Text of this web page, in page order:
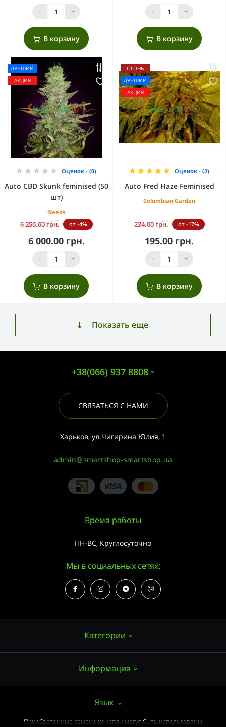
- +
В корзину
- +
В корзину
ЛУЧШИЙ
АКЦИЯ
Оценок - (0)
Auto CBD Skunk feminised (50
шт)
iSeeds
6 250.00 грн. от -4%
6 000.00 грн.
- +
В корзину
ОГОНЬ
ЛУЧШИЙ
АКЦИЯ
Оценок - (2)
Auto Fred Haze Feminised
Columbian Garden
234.00 грн. от -17%
195.00 грн.
- +
В корзину
Показать еще
+38(066) 937 8808
СВЯЗАТЬСЯ С НАМИ
Харьков, ул.Чигирина Юлия, 1
admin@smartshop-smartshop.ua
Категории
Мощные сорта
Информация
Публичный договор (ОФЕРТА)
Время работы
ПН-ВС, Круглосуточно
Мы в социальных сетях:
Язык
Приобретенные семена конопли могут быть использованы